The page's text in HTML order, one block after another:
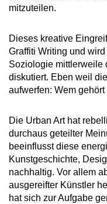
mitzuteilen.
Dieses kreative
Graffiti Writing und
Soziologie mittlerweile
diskutiert. Eben weil
aufwerfen: Wem
Die Urban Art hat
durchaus geteilter
beeinflusst diese
Kunstgeschichte,
nachhaltig. Vor allem
ausgereifter Künstler
hat sich zur Aufgabe